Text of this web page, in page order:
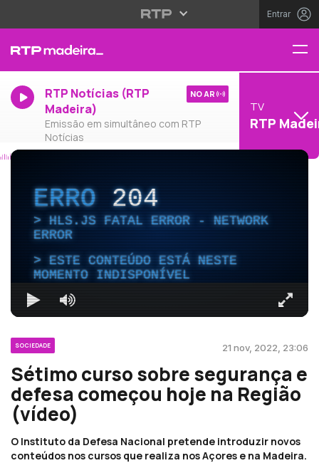
Entrar
RTP Notícias (RTP
Madeira)
Emissão em simultâneo com RTP
Notícias
NO AR
TV
RTP
ERRO204
HLS.JS FATAL ERROR - NETWORK
ERROR
ESTE CONTEÚDO ESTÁ NESTE
MOMENTO INDISPONÍVEL
SOCIEDADE 21 nov, 2022, 23:06
Sétimo curso sobre segurança e
defesa começou hoje na Região
(vídeo)
O Instituto da Defesa Nacional pretende introduzir novos
conteúdos nos cursos que realiza nos Açores e na Madeira.